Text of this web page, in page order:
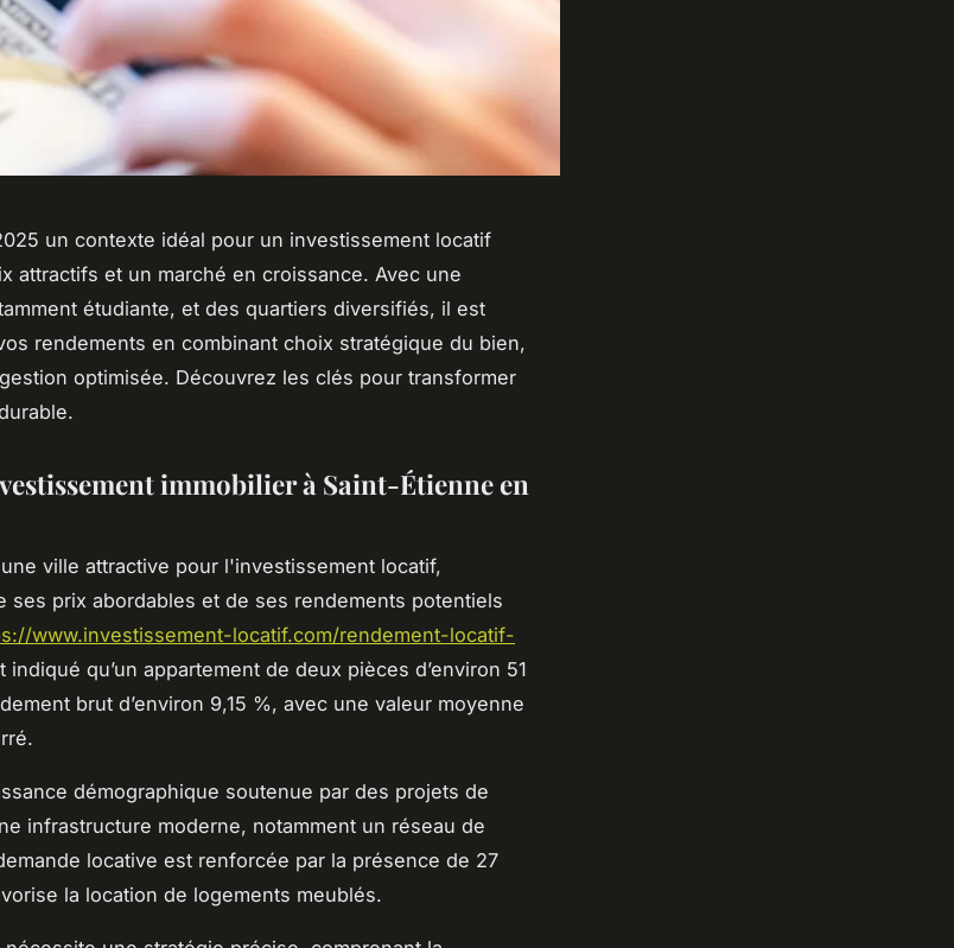
un contexte idéal pour un investissement locatif
attractifs et un marché en croissance. Avec une
étudiante, et des quartiers diversifiés, il est
rendements en combinant choix stratégique du bien,
optimisée. Découvrez les clés pour transformer
immobilier à Saint-Étienne en
ville attractive pour l'investissement locatif,
ses prix abordables et de ses rendements potentiels
www.investissement-locatif.com/rendement-locatif-
indiqué qu’un appartement de deux pièces d’environ 51
brut d’environ 9,15 %, avec une valeur moyenne
démographique soutenue par des projets de
infrastructure moderne, notamment un réseau de
locative est renforcée par la présence de 27
la location de logements meublés.